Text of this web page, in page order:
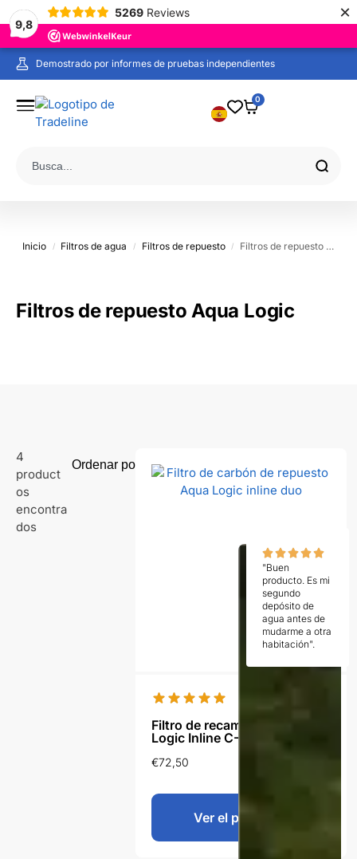
9,8
5269 Reviews ×
Demostrado por informes de pruebas independientes
Pedido antes de las 19:00 en días laborables, ¡enviado hoy!
0
Inicio / Filtros de agua / Filtros de repuesto / Filtros de repuesto Aqua Logic
Filtros de repuesto Aqua Logic
4
product
os
encontra
dos
Filtro de recambio Aqua
Logic Inline C-Ultra 10 Gen2
€72,50
Ver el producto
"Buen
producto. Es mi
segundo
depósito de
agua antes de
mudarme a otra
habitación".